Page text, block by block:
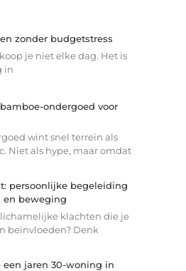
zonder budgetstress
je niet elke dag. Het is
in
ondergoed voor
wint snel terrein als
Niet als hype, maar omdat
persoonlijke begeleiding
en beweging
lichamelijke klachten die je
beïnvloeden? Denk
een jaren 30-woning in